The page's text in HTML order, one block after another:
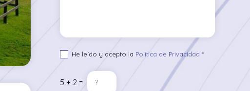
He leído y acepto la Política de Privacidad *
5 + 2 =